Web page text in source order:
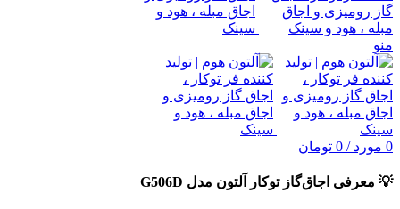
منو
0 مورد/
0 تومان
💡 معرفی اجاق‌گاز توکار آلتون مدل G506D